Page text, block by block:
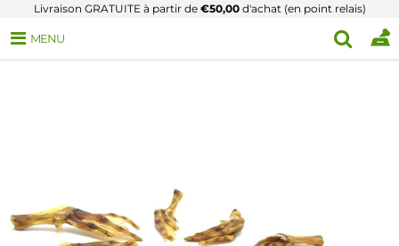
Livraison GRATUITE à partir de €50,00d'achat (en point relais)
MENU